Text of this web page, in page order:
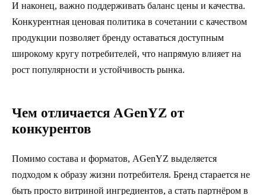
И наконец, важно поддерживать баланс цены и качества.
Конкурентная ценовая политика в сочетании с качеством
продукции позволяет бренду оставаться доступным
широкому кругу потребителей, что напрямую влияет на
рост популярности и устойчивость рынка.
Чем отличается AGenYZ от
конкурентов
Помимо состава и форматов, AGenYZ выделяется
подходом к образу жизни потребителя. Бренд старается не
быть просто витриной ингредиентов, а стать партнёром в